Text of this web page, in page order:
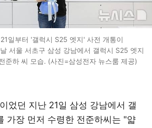
일부터 '갤럭시 S25 엣지' 사전 개통이
서울 서초구 삼성 강남에서 갤럭시 S25 엣지
준하 씨 모습. (사진=삼성전자 뉴스룸 제공)
었던 지난 21일 삼성 강남에서 갤
가장 먼저 수령한 전준하씨는 "얇